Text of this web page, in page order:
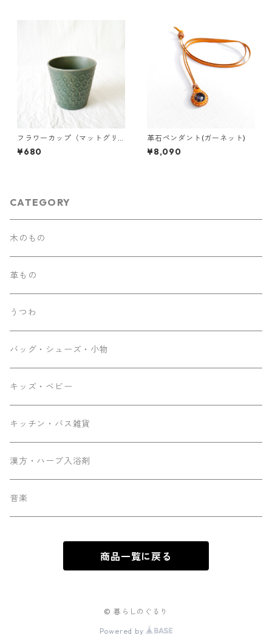
フラワーカップ（マットグリ
ーン）
¥680
革石ペンダント(ガーネット)
¥8,090
CATEGORY
木のもの
革もの
うつわ
バッグ・シューズ・小物
キッズ・ベビー
キッチン・バス雑貨
漢方・ハーブ入浴剤
音楽
商品一覧に戻る
© 暮らしのぐるり
Powered by